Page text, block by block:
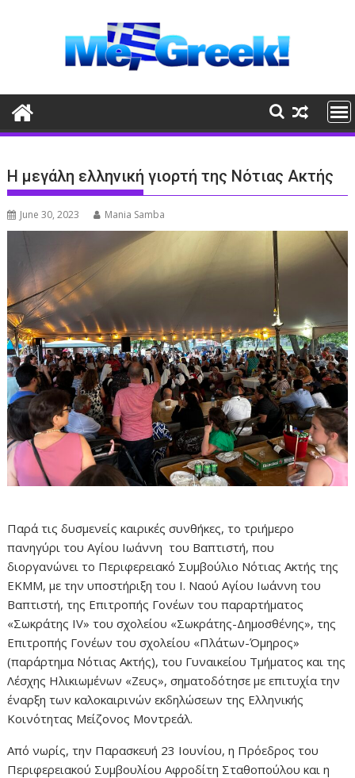
Η μεγάλη ελληνική γιορτή της Νότιας Ακτής
June 30, 2023 Mania Samba
Παρά τις δυσμενείς καιρικές συνθήκες, το τριήμερο
πανηγύρι του Αγίου Ιωάννη του Βαπτιστή, που
διοργανώνει το Περιφερειακό Συμβούλιο Νότιας Ακτής της
ΕΚΜΜ, με την υποστήριξη του Ι. Ναού Αγίου Ιωάννη του
Βαπτιστή, της Επιτροπής Γονέων του παραρτήματος
«Σωκράτης IV» του σχολείου «Σωκράτης-Δημοσθένης», της
Επιτροπής Γονέων του σχολείου «Πλάτων-Όμηρος»
(παράρτημα Νότιας Ακτής), του Γυναικείου Τμήματος και της
Λέσχης Ηλικιωμένων «Ζευς», σηματοδότησε με επιτυχία την
έναρξη των καλοκαιρινών εκδηλώσεων της Ελληνικής
Κοινότητας Μείζονος Μοντρεάλ.
Από νωρίς, την Παρασκευή 23 Ιουνίου, η Πρόεδρος του
Περιφερειακού Συμβουλίου Αφροδίτη Σταθοπούλου και η